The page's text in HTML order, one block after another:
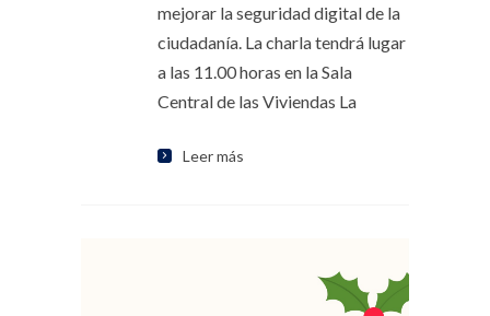
mejorar la seguridad digital de la
ciudadanía. La charla tendrá lugar
a las 11.00 horas en la Sala
Central de las Viviendas La
Leer más